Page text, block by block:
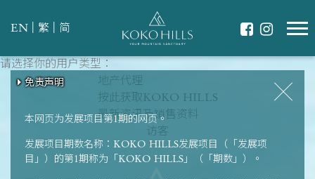
EN 繁 简
本网页为发展项目第1期的网页。
发展项目期数名称：KOKO HILLS发展项目（「发展项
目」）的第1期称为「KOKO HILLS」（「期数」）。
免责声明
请选择你的用户类型：
地产代理
按此获取KOKO HILLS
最新资讯及销售资料
访客
免责声明
请选择最适合你的生活模式
翠绿环抱
免责声明
免责声明
强健体魄
免责声明